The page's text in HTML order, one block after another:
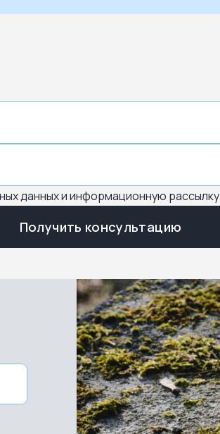
данных и информационную рассылку
Получить консультацию